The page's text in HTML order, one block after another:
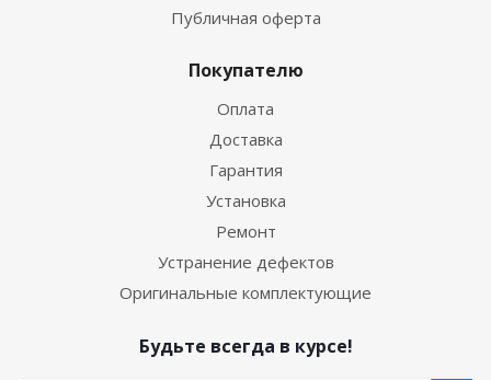
Публичная оферта
Покупателю
Оплата
Доставка
Гарантия
Установка
Ремонт
Устранение дефектов
Оригинальные комплектующие
Будьте всегда в курсе!